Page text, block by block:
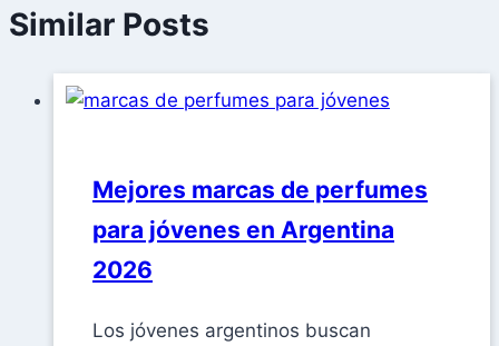
Similar Posts
Mejores marcas de perfumes
para jóvenes en Argentina
2026
Los jóvenes argentinos buscan